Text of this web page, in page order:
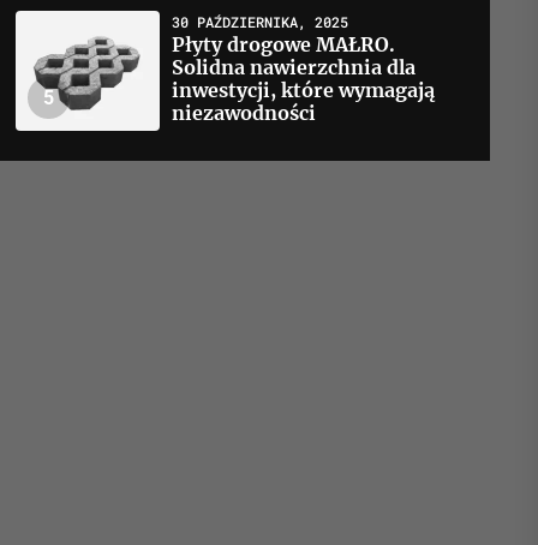
5
30 PAŹDZIERNIKA, 2025
Płyty drogowe MAŁRO.
Solidna nawierzchnia dla
inwestycji, które wymagają
niezawodności